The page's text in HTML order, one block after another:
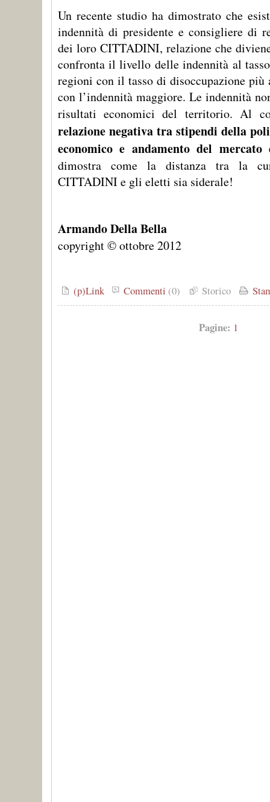
Un recente studio ha dimostrato che
indennità di presidente e consigliere di
dei loro CITTADINI, relazione che
confronta il livello delle indennità al
regioni con il tasso di disoccupazione più
con l’indennità maggiore. Le indennità
risultati economici del territorio. Al
relazione negativa tra stipendi della
economico e andamento del mercato
dimostra come la distanza tra la
CITTADINI e gli eletti sia siderale!
Armando Della Bella
copyright © ottobre 2012
(p)Link Commenti (0) Storico
Pagine: 1